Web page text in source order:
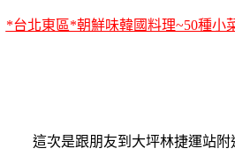
*台北東區*朝鮮味韓國料理~50種小
這次是跟朋友到大坪林捷運站附